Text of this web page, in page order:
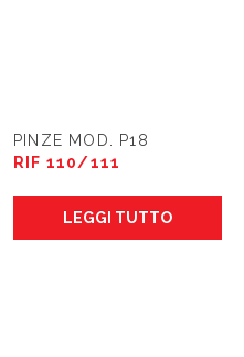
PINZE MOD. P18
RIF 110/111
LEGGI TUTTO